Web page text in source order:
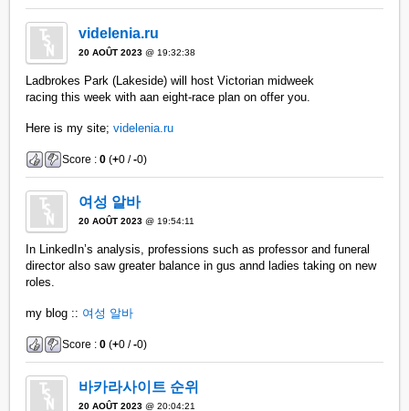
videlenia.ru
20 AOÛT 2023 @ 19:32:38
Ladbrokes Park (Lakeside) will host Victorian midweek
racing this week with aan eight-race plan on offer you.
Here is my site;videlenia.ru
Score :0 (+0 /-0)
여성 알바
20 AOÛT 2023 @ 19:54:11
In LinkedIn’s analysis, professions such as professor and funeral
director also saw greater balance in gus annd ladies taking on new
roles.
my blog :: 여성 알바
Score :0 (+0 /-0)
바카라사이트 순위
20 AOÛT 2023 @ 20:04:21